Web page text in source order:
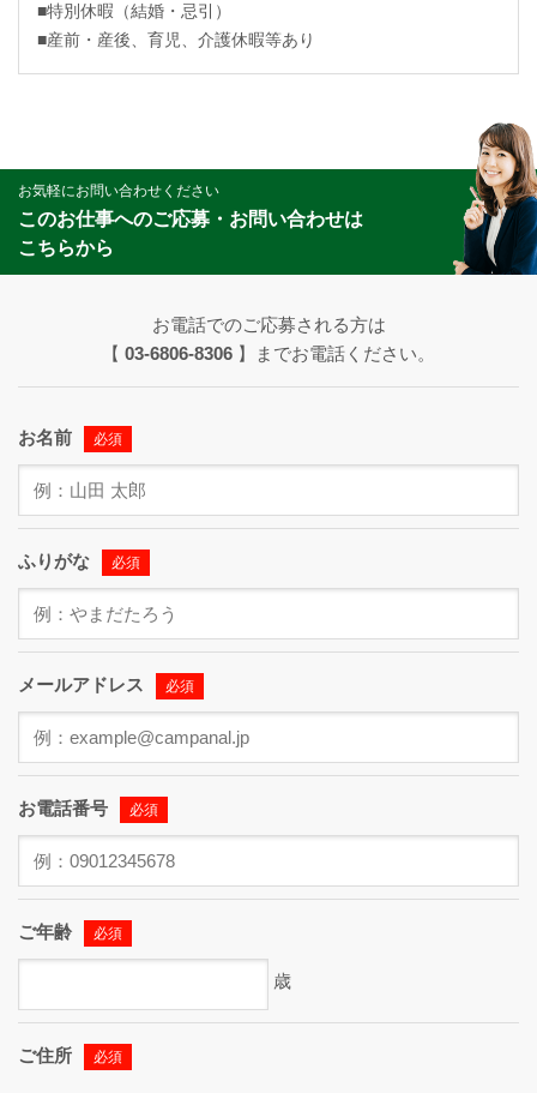
■特別休暇（結婚・忌引）
■産前・産後、育児、介護休暇等あり
お気軽にお問い合わせください
このお仕事へのご応募・お問い合わせは
こちらから
お電話でのご応募される方は
【 03-6806-8306 】までお電話ください。
お名前 必須
ふりがな 必須
メールアドレス 必須
お電話番号 必須
ご年齢 必須
歳
ご住所 必須